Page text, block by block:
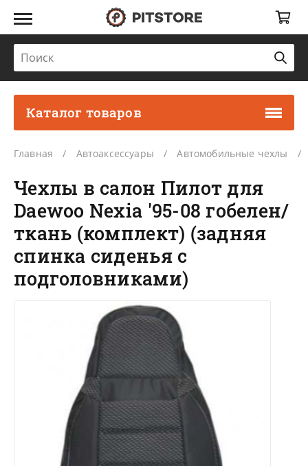
Каталог товаров
Главная Автоаксессуары Автомобильные чехлы
Чехлы в салон Пилот для
Daewoo Nexia '95-08 гобелен/
ткань (комплект) (задняя
спинка сиденья с
подголовниками)